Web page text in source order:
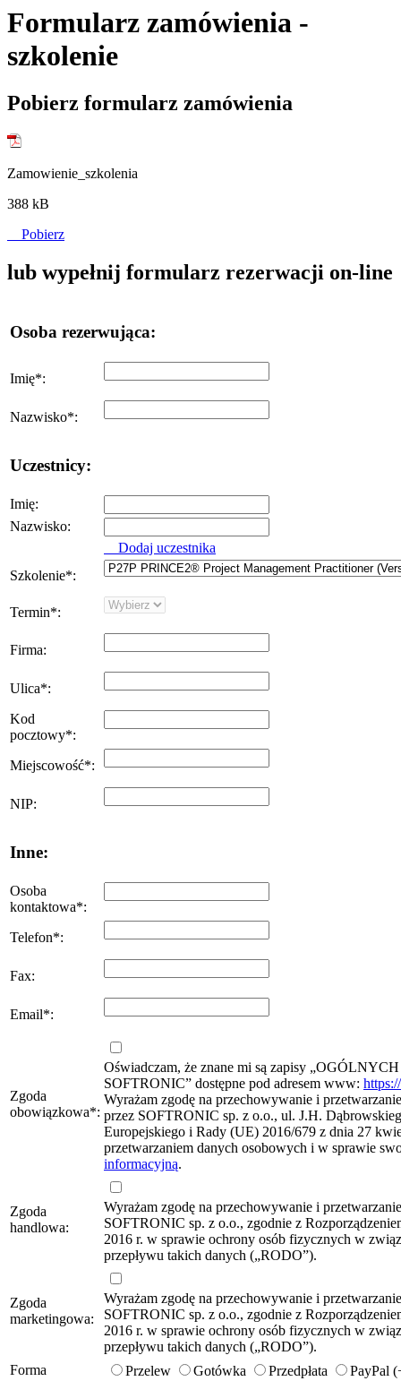
Formularz zamówienia -
szkolenie
Pobierz formularz zamówienia
Zamowienie_szkolenia
388 kB
Pobierz
lub wypełnij formularz rezerwacji on-line
Osoba rezerwująca:
Imię*:
Nazwisko*:
Uczestnicy:
Imię:
Nazwisko:
Dodaj uczestnika
Szkolenie*:
Termin*:
Firma:
Ulica*:
Kod
pocztowy*:
Miejscowość*:
NIP:
Inne:
Osoba
kontaktowa*:
Telefon*:
Fax:
Email*:
Zgoda
obowiązkowa*:
Oświadczam, że znane mi są zapisy
SOFTRONIC” dostępne pod adresem www:
Wyrażam zgodę na przechowywanie i
przez SOFTRONIC sp. z o.o., ul. J.H.
Europejskiego i Rady (UE) 2016/679 z dnia 27
przetwarzaniem danych osobowych i w sprawie
informacyjną.
Zgoda
handlowa:
Wyrażam zgodę na przechowywanie i
SOFTRONIC sp. z o.o., zgodnie z
2016 r. w sprawie ochrony osób fizycznych w
przepływu takich danych („RODO”).
Zgoda
marketingowa:
Wyrażam zgodę na przechowywanie i
SOFTRONIC sp. z o.o., zgodnie z
2016 r. w sprawie ochrony osób fizycznych w
przepływu takich danych („RODO”).
Forma
Przelew Gotówka Przedpłata PayPal